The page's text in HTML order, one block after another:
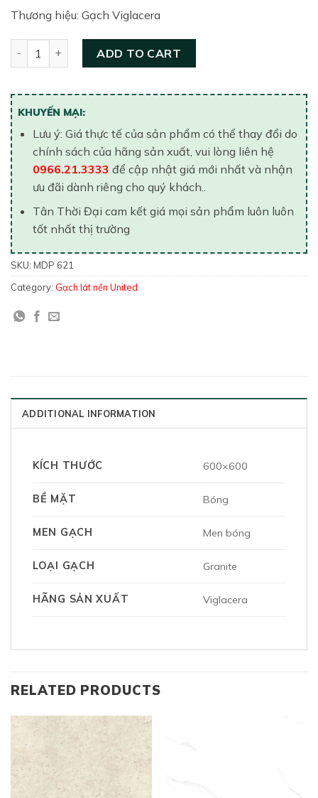
Thương hiệu: Gạch Viglacera
ADD TO CART
KHUYẾN MẠI:
Lưu ý: Giá thực tế của sản phẩm có thể thay đổi do
chính sách của hãng sản xuất, vui lòng liên hệ
0966.21.3333 để cập nhật giá mới nhất và nhận
ưu đãi dành riêng cho quý khách..
Tân Thời Đại cam kết giá mọi sản phẩm luôn luôn
tốt nhất thị trường
SKU: MDP 621
Category: Gạch lát nền United
ADDITIONAL INFORMATION
KÍCH THƯỚC 600×600
BỀ MẶT Bóng
MEN GẠCH Men bóng
LOẠI GẠCH Granite
HÃNG SẢN XUẤT Viglacera
RELATED PRODUCTS